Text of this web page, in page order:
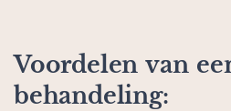
Voordelen van
behandeling: